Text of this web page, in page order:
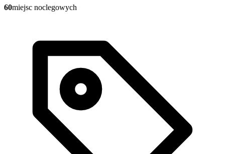
60miejsc noclegowych